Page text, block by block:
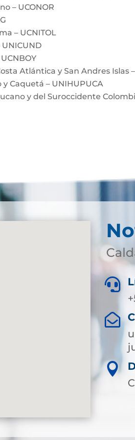
– UCONOR
– UCNITOL
Atlántica y San Andres Islas –
Caquetá – UNIHUPUCA
y del Suroccidente


